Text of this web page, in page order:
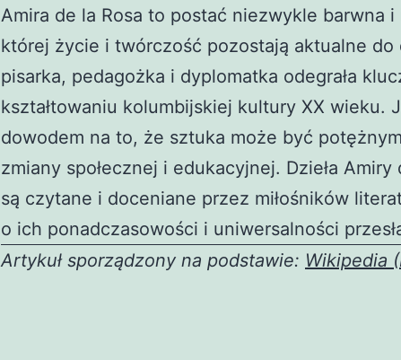
Amira de la Rosa to postać niezwykle barwna i
której życie i twórczość pozostają aktualne do
pisarka, pedagożka i dyplomatka odegrała
kształtowaniu kolumbijskiej kultury XX wieku.
dowodem na to, że sztuka może być
zmiany społecznej i edukacyjnej. Dzieła Amiry
są czytane i doceniane przez miłośników
o ich ponadczasowości i uniwersalności
Artykuł sporządzony na podstawie: Wikipedia